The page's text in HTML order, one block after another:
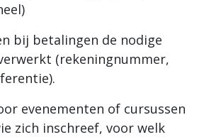
bij betalingen de nodige
(rekeningnummer,
evenementen of cursussen
zich inschreef, voor welk